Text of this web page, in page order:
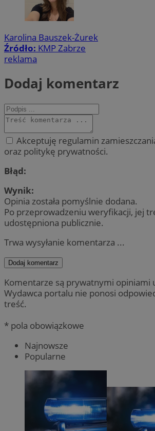
Karolina Bauszek-Żurek
Źródło: KMP Zabrze
reklama
Dodaj komentarz
Akceptuję regulamin
oraz politykę prywatności.
Błąd:
Wynik:
Opinia została pomyślnie dodana.
Po przeprowadzeniu weryfikacji, jej
udostępniona publicznie.
Trwa wysyłanie komentarza ...
Dodaj komentarz
Komentarze są prywatnymi opiniami
Wydawca portalu nie ponosi
treść.
* pola obowiązkowe
Najnowsze
Popularne